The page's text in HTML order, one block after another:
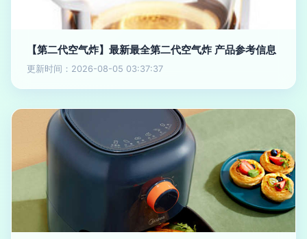
【第二代空气炸】最新最全第二代空气炸 产品参考信息
更新时间：2026-08-05 03:37:37